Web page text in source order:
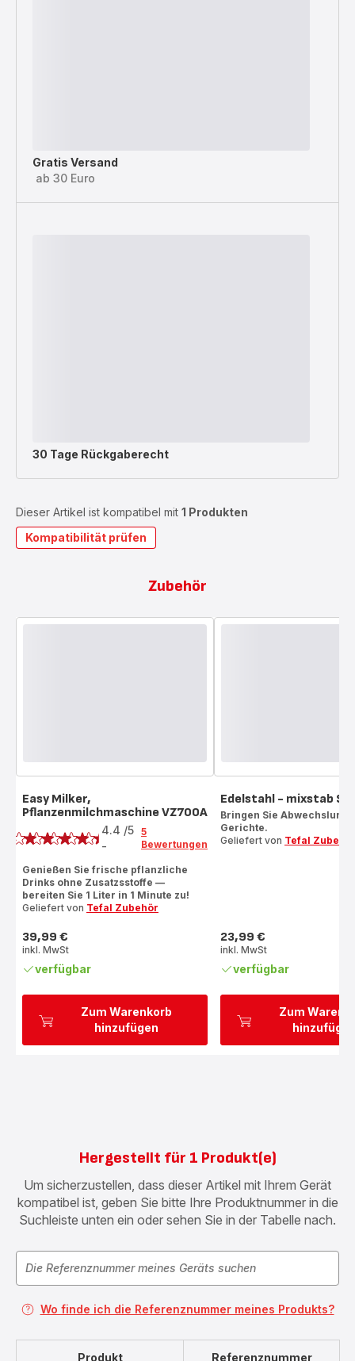
Gratis Versand
ab 30 Euro
30 Tage Rückgaberecht
Dieser Artikel ist kompatibel mit 1 Produkten
Kompatibilität prüfen
Zubehör
Zum Warenkorb
hinzufügen
Easy Milker,
Pflanzenmilchmaschine VZ700A
Bewertung
4.4 /5
-
5
Bewertungen
Genießen Sie frische pflanzliche
Drinks ohne Zusatzsstoffe —
bereiten Sie 1 Liter in 1 Minute zu!
Geliefert von Tefal Zubehör
Preis
39,99 €
inkl. MwSt
verfügbar
Zum
Edelstahl - mixstab
Bringen Sie Abwechslung
Gerichte.
Geliefert von Tefal
Preis
23,99 €
inkl. MwSt
verfügbar
Hergestellt für 1 Produkt(e)
Um sicherzustellen, dass dieser Artikel mit Ihrem Gerät
kompatibel ist, geben Sie bitte Ihre Produktnummer in die
Suchleiste unten ein oder sehen Sie in der Tabelle nach.
Wo finde ich die Referenznummer meines Produkts?
Produkt Referenznummer